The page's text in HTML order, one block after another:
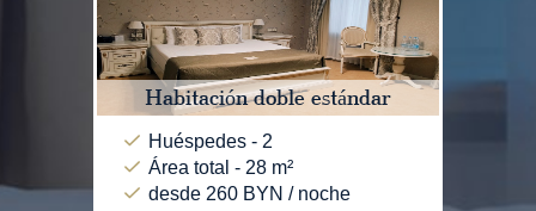
Habitación doble estándar
Huéspedes - 2
Área total - 28 m²
desde 260 BYN / noche